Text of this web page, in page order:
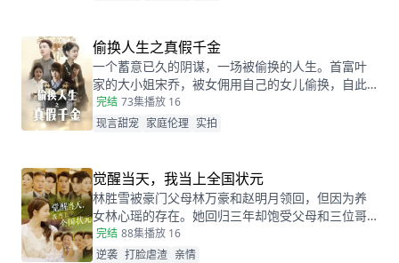
偷换人生之真假千金
一个蓄意已久的阴谋，一场被偷换的人生。首富叶
家的大小姐宋乔，被女佣用自己的女儿偷换，自此
两个女孩的命运天差地别，一夕之间本该是天之骄
女的宋乔沦落为佣人女儿，从小备受折磨。而本该
完结 73集播放 16
现言甜宠 家庭伦理 实拍
觉醒当天，我当上全国状元
林胜雪被豪门父母林万豪和赵明月领回，但因为养
女林心瑶的存在。她回归三年却饱受父母和三位哥
哥的嫌弃厌恶，高考完毕的当晚，更是因为救出被
林心瑶撞成植物人的傅芊芊，被亲生父母和三个哥
完结 88集播放 16
逆袭 打脸虐渣 亲情